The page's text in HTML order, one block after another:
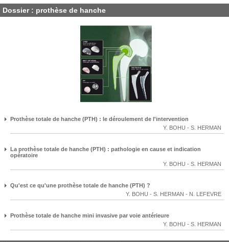
Dossier : prothèse de hanche
Prothèse totale de hanche (PTH) : le déroulement de l'intervention
Y. BOHU - S. HERMAN
La prothèse totale de hanche (PTH) : pathologie en cause et indication
opératoire
Y. BOHU - S. HERMAN
Qu'est ce qu'une prothèse totale de hanche (PTH) ?
Y. BOHU - S. HERMAN - N. LEFEVRE
Prothèse totale de hanche mini invasive par voie antérieure
Y. BOHU - S. HERMAN